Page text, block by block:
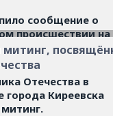
сообщение о
происшествии на
где
автомобилей:
митинг,
Отечества в
города Киреевска